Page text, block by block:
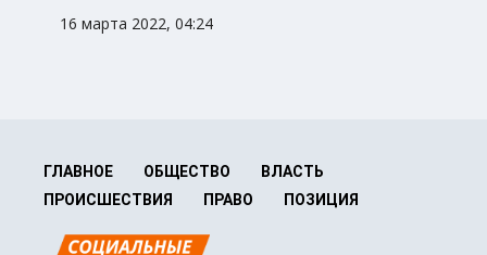
16 марта 2022, 04:24
ГЛАВНОЕ ОБЩЕСТВО
ВЛАСТЬ
ПРОИСШЕСТВИЯ
ПРАВО ПОЗИЦИЯ